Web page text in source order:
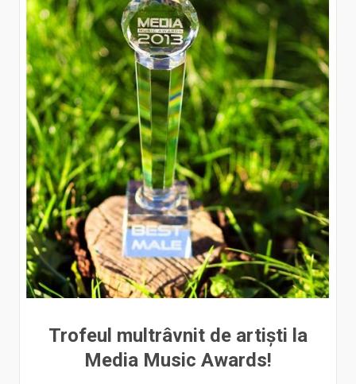
Trofeul multrâvnit de artiști la
Media Music Awards!